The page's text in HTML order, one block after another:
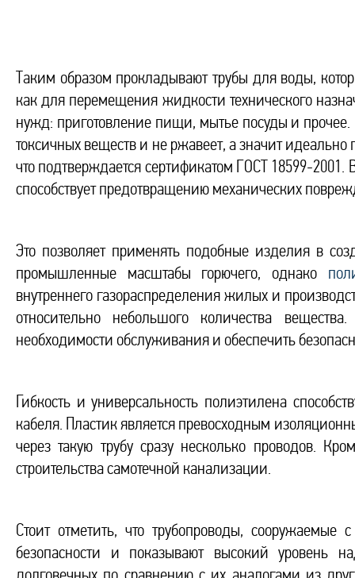
Таким образом прокладывают трубы для воды,
как для перемещения жидкости технического
нужд: приготовление пищи, мытье посуды и
токсичных веществ и не ржавеет, а значит идеально
что подтверждается сертификатом ГОСТ 18599-2001.
способствует предотвращению механических
Это позволяет применять подобные изделия в
промышленные масштабы горючего, однако
внутреннего газораспределения жилых и
относительно небольшого количества
необходимости обслуживания и обеспечить
Гибкость и универсальность полиэтилена
кабеля. Пластик является превосходным
через такую трубу сразу несколько проводов.
строительства самотечной канализации.
Стоит отметить, что трубопроводы,
безопасности и показывают высокий уровень